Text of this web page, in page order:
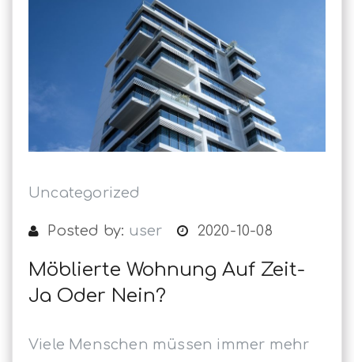
Uncategorized
Posted by: user 2020-10-08
Möblierte Wohnung Auf Zeit-
Ja Oder Nein?
Viele Menschen müssen immer mehr